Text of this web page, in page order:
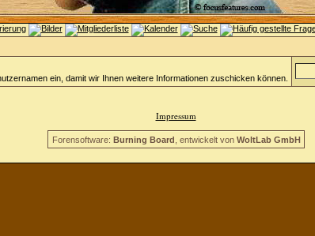
ein, damit wir Ihnen weitere Informationen zuschicken können.
Impressum
Forensoftware: Burning Board , entwickelt von WoltLab GmbH